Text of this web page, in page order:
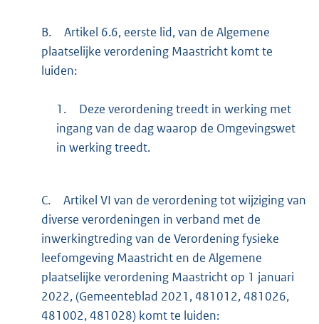
B.
Artikel 6.6, eerste lid, van de Algemene
plaatselijke verordening Maastricht komt te
luiden:
1.
Deze verordening treedt in werking met
ingang van de dag waarop de Omgevingswet
in werking treedt.
C.
Artikel VI van de verordening tot wijziging van
diverse verordeningen in verband met de
inwerkingtreding van de Verordening fysieke
leefomgeving Maastricht en de Algemene
plaatselijke verordening Maastricht op 1 januari
2022, (Gemeenteblad 2021, 481012, 481026,
481002, 481028) komt te luiden: